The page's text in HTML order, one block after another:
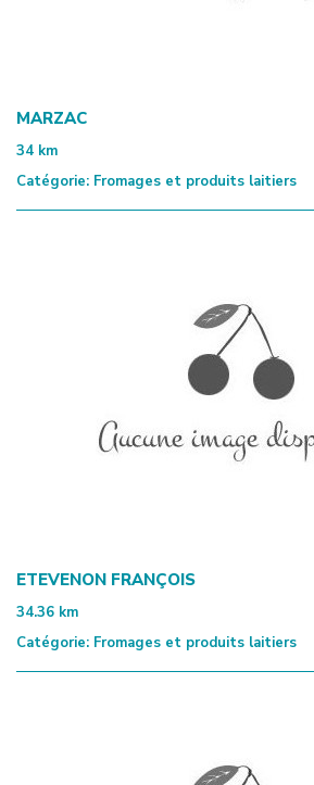
MARZAC
34 km
Catégorie: Fromages et produits laitiers
ETEVENON FRANÇOIS
34.36 km
Catégorie: Fromages et produits laitiers